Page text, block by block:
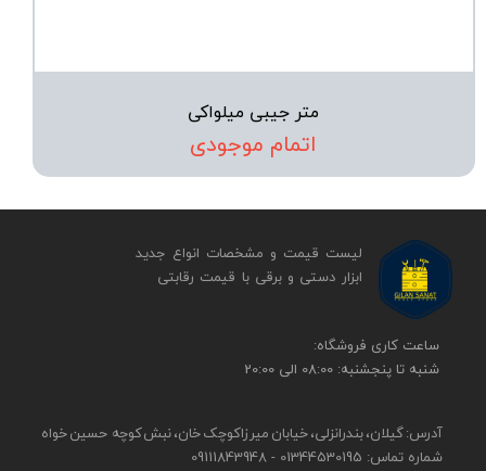
متر جیبی میلواکی
اتمام موجودی
​​ساعت کاری فروشگاه:
شنبه تا پنجشنبه: 08:00 الی 20:00
آدرس: گیلان، بندرانزلی، خیابان میرزاکوچک خان، نبش کوچه حسین خواه
شماره تماس: 01344530195 - 09111843948
لیست قیمت و مشخصات انواع جدید
ابزار دستی و برقی ​​​​​​​با قیمت رقابتی